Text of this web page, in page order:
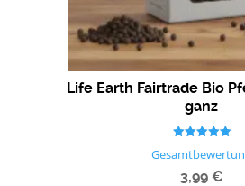
Life Earth Fairtrade Bio
ganz
5.00
3,99 €